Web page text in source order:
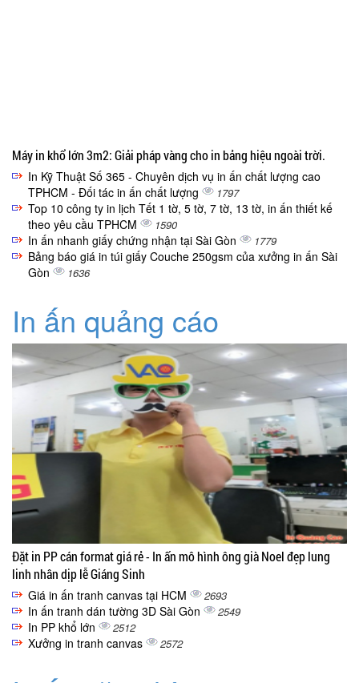
Máy in khổ lớn 3m2: Giải pháp vàng cho in bảng hiệu ngoài trời.
In Kỹ Thuật Số 365 - Chuyên dịch vụ in ấn chất lượng cao
TPHCM - Đối tác in ấn chất lượng
1797
Top 10 công ty in lịch Tết 1 tờ, 5 tờ, 7 tờ, 13 tờ, in ấn thiết kế
theo yêu cầu TPHCM
1590
In ấn nhanh giấy chứng nhận tại Sài Gòn 1779
Bảng báo giá in túi giấy Couche 250gsm của xưởng in ấn Sài
Gòn
1636
In ấn quảng cáo
Đặt in PP cán format giá rẻ - In ấn mô hình ông già Noel đẹp lung
linh nhân dịp lễ Giáng Sinh
Giá in ấn tranh canvas tại HCM 2693
In ấn tranh dán tường 3D Sài Gòn 2549
In PP khổ lớn 2512
Xưởng in tranh canvas 2572